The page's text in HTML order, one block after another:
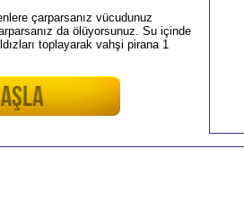
çarparsanız vücudunuz
da ölüyorsunuz. Su içinde
toplayarak vahşi pirana 1